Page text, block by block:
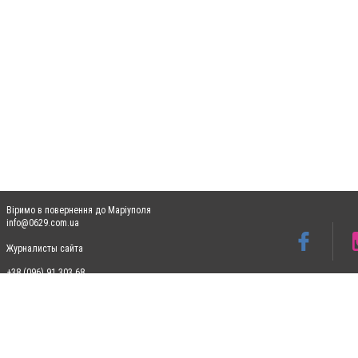
Віримо в повернення до Маріуполя
info@0629.com.ua
Журналисты сайта
+38 (096) 91 303 68